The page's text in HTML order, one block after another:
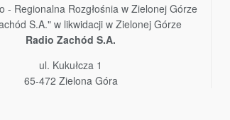
- Regionalna Rozgłośnia w Zielonej Górze
S.A." w likwidacji w Zielonej Górze
Radio Zachód S.A.
ul. Kukułcza 1
65-472 Zielona Góra